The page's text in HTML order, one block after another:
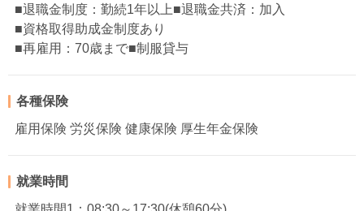
■退職金制度：勤続1年以上■退職金共済：加入
■資格取得助成金制度あり
■再雇用：70歳まで■制服貸与
各種保険
雇用保険 労災保険 健康保険 厚生年金保険
就業時間